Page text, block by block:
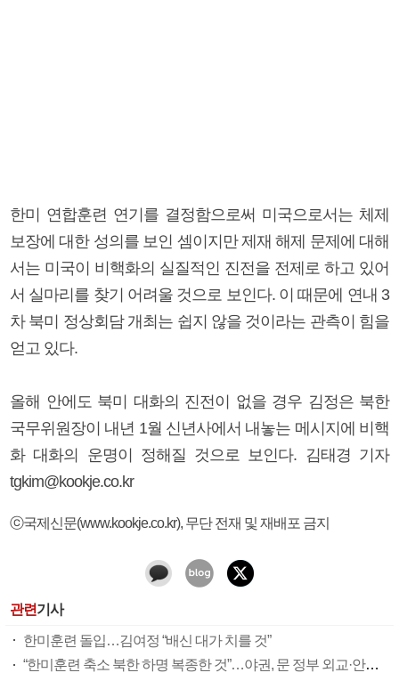
한미 연합훈련 연기를 결정함으로써 미국으로서는 체제
보장에 대한 성의를 보인 셈이지만 제재 해제 문제에 대해
서는 미국이 비핵화의 실질적인 진전을 전제로 하고 있어
서 실마리를 찾기 어려울 것으로 보인다. 이 때문에 연내 3
차 북미 정상회담 개최는 쉽지 않을 것이라는 관측이 힘을
얻고 있다.
올해 안에도 북미 대화의 진전이 없을 경우 김정은 북한
국무위원장이 내년 1월 신년사에서 내놓는 메시지에 비핵
화 대화의 운명이 정해질 것으로 보인다. 김태경 기자
tgkim@kookje.co.kr
ⓒ국제신문(www.kookje.co.kr), 무단 전재 및 재배포 금지
관련기사
한미훈련 돌입…김여정 “배신 대가 치를 것”
“한미훈련 축소 북한 하명 복종한 것”…야권, 문 정부 외교·안보 십자포화